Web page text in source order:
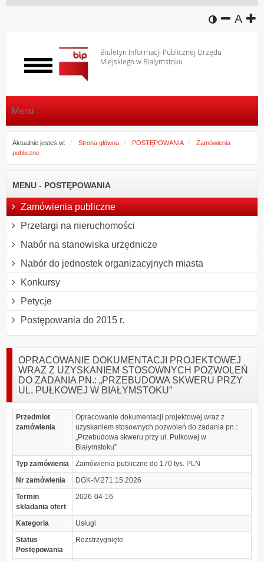
wersja
A
Biuletyn Informacji Publicznej Urzędu
Miejskiego w Białymstoku
Włącz
menu
Menu
Aktualnie jesteś w: Strona główna POSTĘPOWANIA
Zamówienia
publiczne
MENU - POSTĘPOWANIA
Zamówienia publiczne
Przetargi na nieruchomości
Nabór na stanowiska urzędnicze
Nabór do jednostek organizacyjnych miasta
Konkursy
Petycje
Postępowania do 2015 r.
OPRACOWANIE DOKUMENTACJI PROJEKTOWEJ
WRAZ Z UZYSKANIEM STOSOWNYCH POZWOLEŃ
DO ZADANIA PN.: „PRZEBUDOWA SKWERU PRZY
UL. PUŁKOWEJ W BIAŁYMSTOKU”
Przedmiot
zamówienia
Opracowanie dokumentacji projektowej wraz z
uzyskaniem stosownych pozwoleń do zadania pn.:
„Przebudowa skweru przy ul. Pułkowej w
Białymstoku”
Typ zamówienia
Zamówienia publiczne do 170 tys. PLN
Nr zamówienia
DGK-IV.271.15.2026
Termin
składania ofert
2026-04-16
Kategoria
Usługi
Status
Postępowania
Rozstrzygnięte